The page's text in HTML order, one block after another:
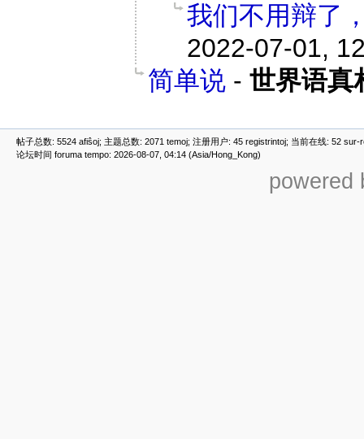
我们不用辩了
2022-07-01,
简单说 - 世界语真
帖子总数: 5524 afiŝoj; 主题总数: 2071 temoj; 注册用户: 45 registrintoj; 当前在线: 52
论坛时间 foruma tempo: 2026-08-07, 04:14 (Asia/Hong_Kong)
powered